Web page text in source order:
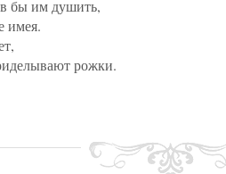
бы им душить,
имея.
рожки.